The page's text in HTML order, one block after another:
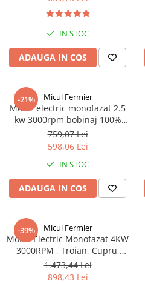
IN STOC
ADAUGA IN COS
-21% Micul Fermier
Motor electric monofazat 2.5
kw 3000rpm bobinaj 100%
cupru TROIAN ROSU
759,07 Lei
598,06 Lei
IN STOC
ADAUGA IN COS
-39% Micul Fermier
Motor Electric Monofazat 4KW
3000RPM , Troian, Cupru,
Monofazic
1.473,44 Lei
898,43 Lei